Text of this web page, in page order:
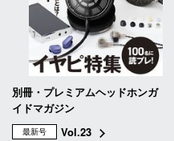
別冊・プレミアムヘッドホンガ
イドマガジン
最新号
Vol.23